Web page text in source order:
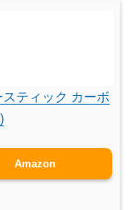
ティック カーボ
Amazon